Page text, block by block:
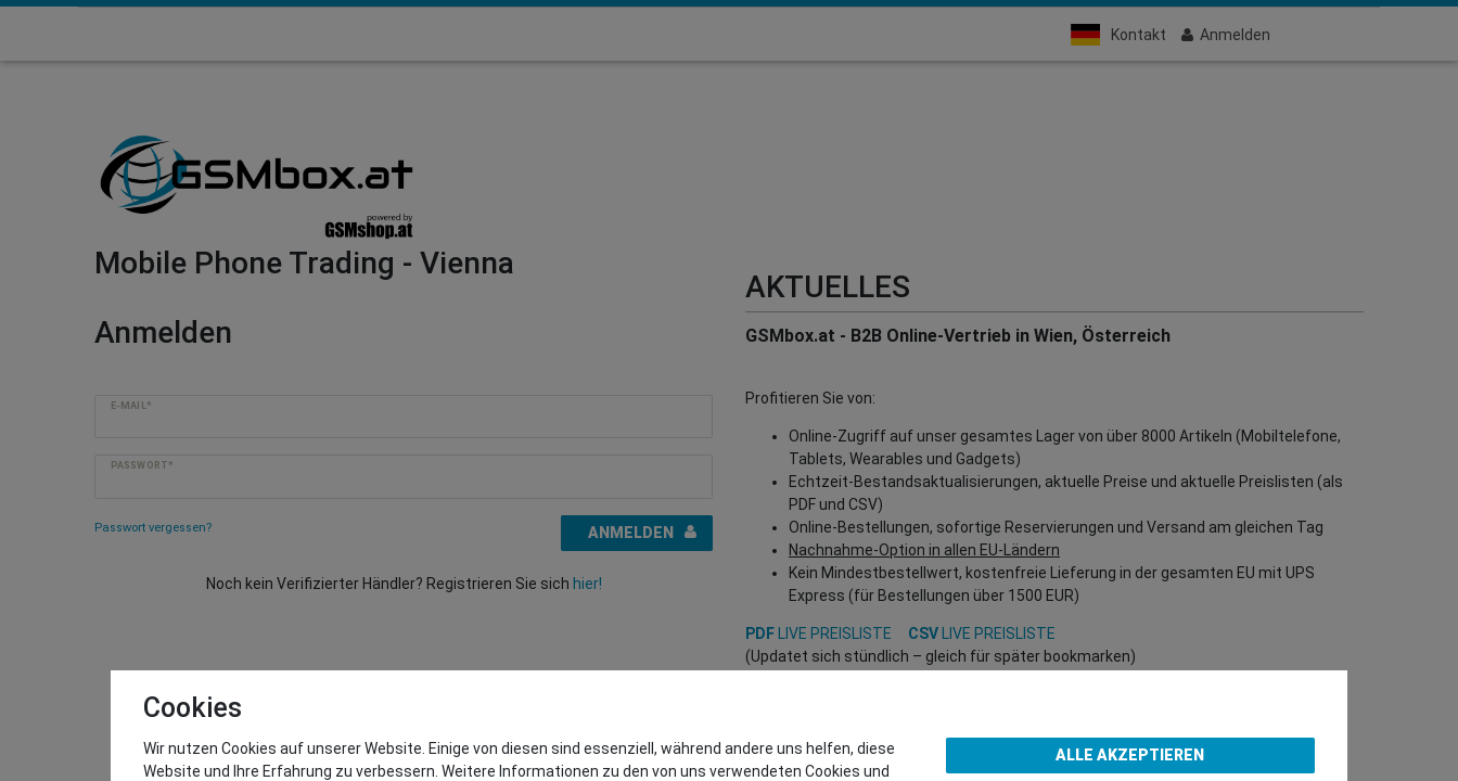
Kontakt Anmelden
Mobile Phone Trading - Vienna
Anmelden
E-MAIL*
PASSWORT*
Passwort vergessen? ANMELDEN
Noch kein Verifizierter Händler? Registrieren Sie sich hier!
AKTUELLES
GSMbox.at - B2B Online-Vertrieb in Wien, Österreich
Profitieren Sie von:
Online-Zugriff auf unser gesamtes Lager von über 8000 Artikeln (Mobiltelefone,
Tablets, Wearables und Gadgets)
Echtzeit-Bestandsaktualisierungen, aktuelle Preise und aktuelle Preislisten (als
PDF und CSV)
Online-Bestellungen, sofortige Reservierungen und Versand am gleichen Tag
Nachnahme-Option in allen EU-Ländern
Kein Mindestbestellwert, kostenfreie Lieferung in der gesamten EU mit UPS
Express (für Bestellungen über 1500 EUR)
PDF LIVE PREISLISTE CSV
LIVE PREISLISTE
(Updatet sich stündlich – gleich für später bookmarken)
(Nur für Wiederverkäufer und B2B Kunden – gültige EU UID Nummer erforderlich!)
Cookies
Wir nutzen Cookies auf unserer Website. Einige von diesen sind essenziell, während andere uns helfen, diese
Website und Ihre Erfahrung zu verbessern. Weitere Informationen zu den von uns verwendeten Cookies und
ALLE AKZEPTIEREN